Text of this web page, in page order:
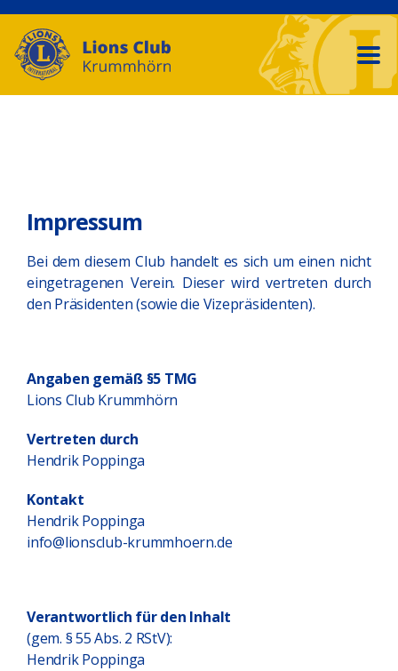
Impressum
Bei dem diesem Club handelt es sich um einen nicht
eingetragenen Verein. Dieser wird vertreten durch
den Präsidenten (sowie die Vizepräsidenten).
Angaben gemäß §5 TMG
Lions Club Krummhörn
Vertreten durch
Hendrik Poppinga
Kontakt
Hendrik Poppinga
info@lionsclub-krummhoern.de
Verantwortlich für den Inhalt
(gem. § 55 Abs. 2 RStV):
Hendrik Poppinga